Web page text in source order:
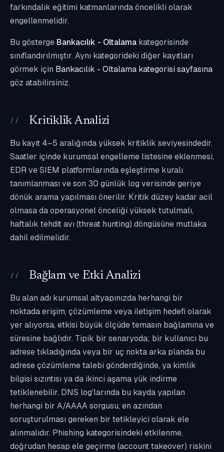
farkındalık eğitimi katmanlarında öncelikli olarak
engellenmelidir.
Bu gösterge Bankacılık - Oltalama kategorisinde
sınıflandırılmıştır. Aynı kategorideki diğer kayıtları
görmek için Bankacılık - Oltalama kategorisi sayfasına
göz atabilirsiniz.
Kritiklik Analizi
Bu kayıt 4–5 aralığında yüksek kritiklik seviyesindedir.
Saatler içinde kurumsal engelleme listesine eklenmesi,
EDR ve SIEM platformlarında eşleştirme kuralı
tanımlanması ve son 30 günlük log verisinde geriye
dönük arama yapılması önerilir. Kritik düzey kadar acil
olmasa da operasyonel önceliği yüksek tutulmalı,
haftalık tehdit avı (threat hunting) döngüsüne mutlaka
dahil edilmelidir.
Bağlam ve Etki Analizi
Bu alan adı kurumsal altyapınızda herhangi bir
noktada erişim, çözümleme veya iletişim hedefi olarak
yer alıyorsa, etkisi büyük ölçüde temasın bağlamına ve
süresine bağlıdır. Tipik bir senaryoda; bir kullanıcı bu
adrese tıkladığında veya bir uç nokta arka planda bu
adrese çözümleme talebi gönderdiğinde, ya kimlik
bilgisi sızıntısı ya da ikinci aşama yük indirme
tetiklenebilir. DNS log'larında bu kayda yapılan
herhangi bir A/AAAA sorgusu, en azından
soruşturulması gereken bir tetikleyici olarak ele
alınmalıdır. Phishing kategorisindeki etkilenme,
doğrudan hesap ele geçirme (account takeover) riskini